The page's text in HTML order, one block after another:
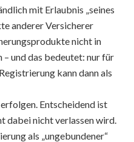
mit Erlaubnis „seines
anderer Versicherer
nicht in
und das bedeutet: nur für
kann dann als
Entscheidend ist
dabei nicht verlassen wird.
als „ungebundener“